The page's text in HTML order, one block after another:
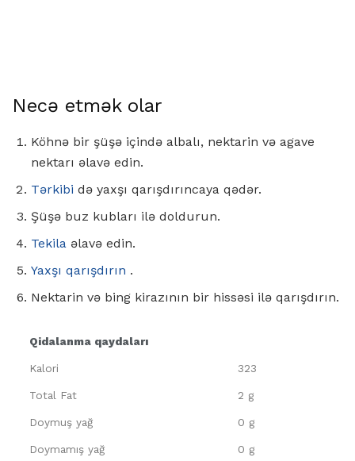
Necə etmək olar
Köhnə bir şüşə içində albalı, nektarin və agave
nektarı əlavə edin.
Tərkibi də yaxşı qarışdırıncaya qədər.
Şüşə buz kubları ilə doldurun.
Tekila əlavə edin.
Yaxşı qarışdırın .
Nektarin və bing kirazının bir hissəsi ilə qarışdırın.
Qidalanma qaydaları
Kalori 323
Total Fat 2 g
Doymuş yağ 0 g
Doymamış yağ 0 g